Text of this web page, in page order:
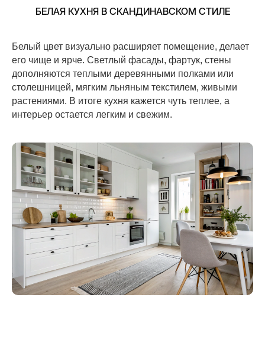
БЕЛАЯ КУХНЯ В СКАНДИНАВСКОМ СТИЛЕ
Белый цвет визуально расширяет помещение, делает
его чище и ярче. Светлый фасады, фартук, стены
дополняются теплыми деревянными полками или
столешницей, мягким льняным текстилем, живыми
растениями. В итоге кухня кажется чуть теплее, а
интерьер остается легким и свежим.